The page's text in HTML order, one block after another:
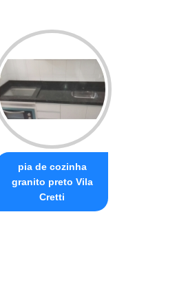
pia de cozinha
granito preto Vila
Cretti